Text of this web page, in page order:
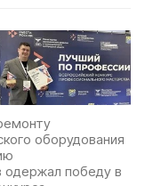
оборудования
одержал победу в